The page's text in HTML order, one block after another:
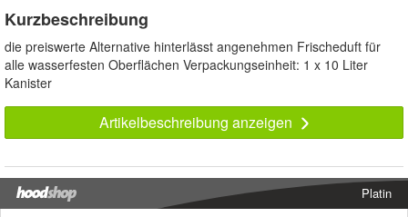
Kurzbeschreibung
die preiswerte Alternative hinterlässt angenehmen Frischeduft für
alle wasserfesten Oberflächen Verpackungseinheit: 1 x 10 Liter
Kanister
Artikelbeschreibung anzeigen
Platin